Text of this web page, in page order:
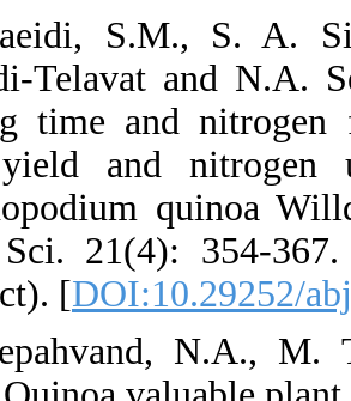
14. Saeidi,
Moradi-
sowing
seed yield
Crop Sci.
abstract). [
15.